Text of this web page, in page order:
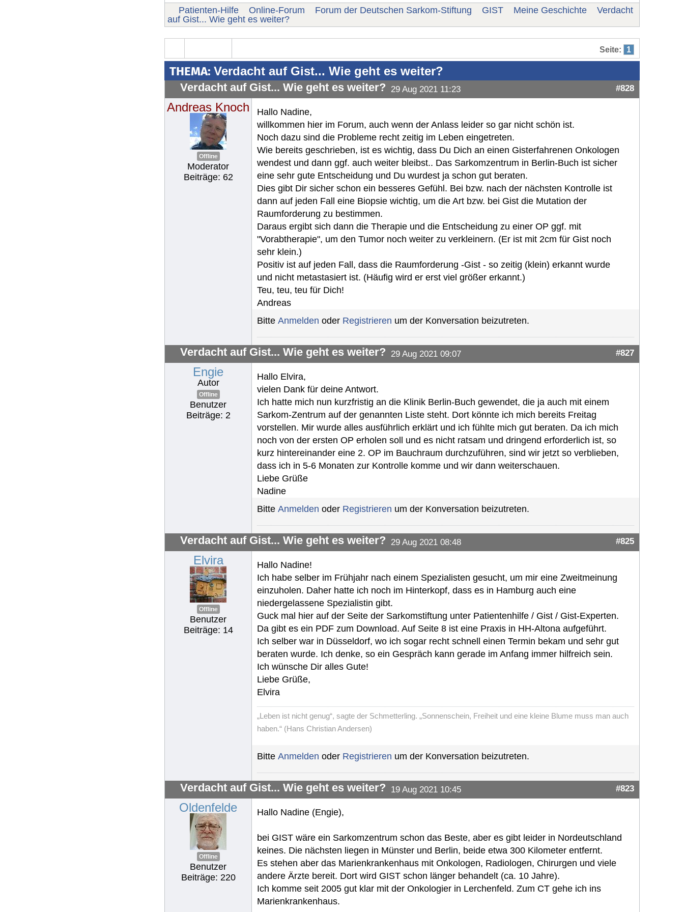
Patienten-Hilfe Online-Forum Forum der Deutschen Sarkom-Stiftung GIST Meine Geschichte
Verdacht
auf Gist... Wie geht es weiter?
Seite: 1
THEMA: Verdacht auf Gist... Wie geht es weiter?
Verdacht auf Gist... Wie geht es weiter? 29 Aug 2021 11:23 #828
Andreas Knoch
Offline
Moderator
Beiträge: 62
Hallo Nadine,
willkommen hier im Forum, auch wenn der Anlass leider so gar nicht schön ist.
Noch dazu sind die Probleme recht zeitig im Leben eingetreten.
Wie bereits geschrieben, ist es wichtig, dass Du Dich an einen Gisterfahrenen Onkologen
wendest und dann ggf. auch weiter bleibst.. Das Sarkomzentrum in Berlin-Buch ist sicher
eine sehr gute Entscheidung und Du wurdest ja schon gut beraten.
Dies gibt Dir sicher schon ein besseres Gefühl. Bei bzw. nach der nächsten Kontrolle ist
dann auf jeden Fall eine Biopsie wichtig, um die Art bzw. bei Gist die Mutation der
Raumforderung zu bestimmen.
Daraus ergibt sich dann die Therapie und die Entscheidung zu einer OP ggf. mit
"Vorabtherapie", um den Tumor noch weiter zu verkleinern. (Er ist mit 2cm für Gist noch
sehr klein.)
Positiv ist auf jeden Fall, dass die Raumforderung -Gist - so zeitig (klein) erkannt wurde
und nicht metastasiert ist. (Häufig wird er erst viel größer erkannt.)
Teu, teu, teu für Dich!
Andreas
Bitte Anmelden oder Registrieren um der Konversation beizutreten.
Verdacht auf Gist... Wie geht es weiter? 29 Aug 2021 09:07 #827
Engie
Autor
Offline
Benutzer
Beiträge: 2
Hallo Elvira,
vielen Dank für deine Antwort.
Ich hatte mich nun kurzfristig an die Klinik Berlin-Buch gewendet, die ja auch mit einem
Sarkom-Zentrum auf der genannten Liste steht. Dort könnte ich mich bereits Freitag
vorstellen. Mir wurde alles ausführlich erklärt und ich fühlte mich gut beraten. Da ich mich
noch von der ersten OP erholen soll und es nicht ratsam und dringend erforderlich ist, so
kurz hintereinander eine 2. OP im Bauchraum durchzuführen, sind wir jetzt so verblieben,
dass ich in 5-6 Monaten zur Kontrolle komme und wir dann weiterschauen.
Liebe Grüße
Nadine
Bitte Anmelden oder Registrieren um der Konversation beizutreten.
Verdacht auf Gist... Wie geht es weiter? 29 Aug 2021 08:48 #825
Elvira
Offline
Benutzer
Beiträge: 14
Hallo Nadine!
Ich habe selber im Frühjahr nach einem Spezialisten gesucht, um mir eine Zweitmeinung
einzuholen. Daher hatte ich noch im Hinterkopf, dass es in Hamburg auch eine
niedergelassene Spezialistin gibt.
Guck mal hier auf der Seite der Sarkomstiftung unter Patientenhilfe / Gist / Gist-Experten.
Da gibt es ein PDF zum Download. Auf Seite 8 ist eine Praxis in HH-Altona aufgeführt.
Ich selber war in Düsseldorf, wo ich sogar recht schnell einen Termin bekam und sehr gut
beraten wurde. Ich denke, so ein Gespräch kann gerade im Anfang immer hilfreich sein.
Ich wünsche Dir alles Gute!
Liebe Grüße,
Elvira
„Leben ist nicht genug“, sagte der Schmetterling. „Sonnenschein, Freiheit und eine kleine Blume muss man auch
haben.“ (Hans Christian Andersen)
Bitte Anmelden oder Registrieren um der Konversation beizutreten.
Verdacht auf Gist... Wie geht es weiter? 19 Aug 2021 10:45 #823
Oldenfelde
Offline
Benutzer
Beiträge: 220
Hallo Nadine (Engie),
bei GIST wäre ein Sarkomzentrum schon das Beste, aber es gibt leider in Nordeutschland
keines. Die nächsten liegen in Münster und Berlin, beide etwa 300 Kilometer entfernt.
Es stehen aber das Marienkrankenhaus mit Onkologen, Radiologen, Chirurgen und viele
andere Ärzte bereit. Dort wird GIST schon länger behandelt (ca. 10 Jahre).
Ich komme seit 2005 gut klar mit der Onkologier in Lerchenfeld. Zum CT gehe ich ins
Marienkrankenhaus.